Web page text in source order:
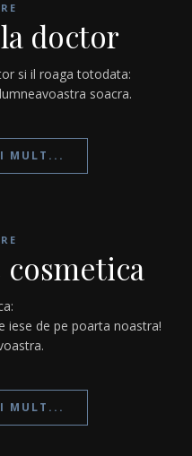
doctor
si il roaga totodata:
soacra.
MULT...
iese de pe poarta noastra!
MULT...